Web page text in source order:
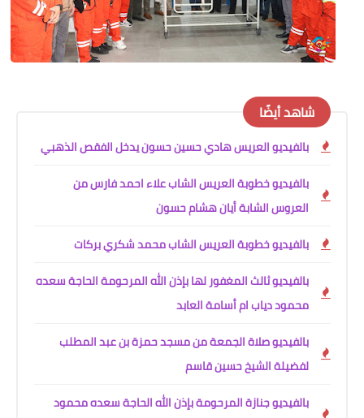
شاهد أيضًا
بالفيديو العريس هادي حسين حسون يدخل الفقص الذهبي
بالفيديو خطوبة العريس الشاب علاء احمد فارس من
العروس الشابة أيان هشام حسون
بالفيديو خطوبة العريس الشاب محمد شكري بركات
بالفيديو ثالث المغفور لها بإذن الله المرحومة الحاجة سعده
محمود دياب ام أسامة العابد
بالفيديو صلاة الجمعة من مسجد حمزة بن عبد المطلب
لفضيلة الشيخ حسين قاسم
بالفيديو جنازة المرحومة بإذن الله الحاجة سعده محمود